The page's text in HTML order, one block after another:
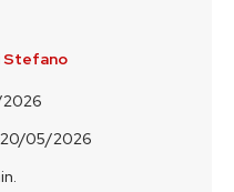
Stefano
20/05/2026